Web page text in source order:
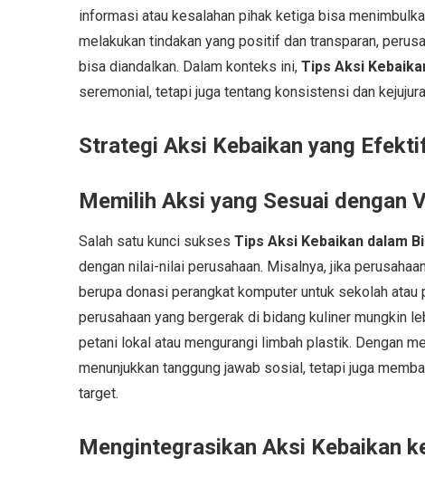
informasi atau kesalahan pihak ketiga bisa
melakukan tindakan yang positif dan transparan,
bisa diandalkan. Dalam konteks ini, Tips Aksi
seremonial, tetapi juga tentang konsistensi dan
Strategi Aksi Kebaikan yang
Memilih Aksi yang Sesuai dengan
Salah satu kunci sukses Tips Aksi Kebaikan dalam
dengan nilai-nilai perusahaan. Misalnya, jika
berupa donasi perangkat komputer untuk sekolah
perusahaan yang bergerak di bidang kuliner mungkin
petani lokal atau mengurangi limbah plastik. Dengan
menunjukkan tanggung jawab sosial, tetapi juga
target.
Mengintegrasikan Aksi Kebaikan